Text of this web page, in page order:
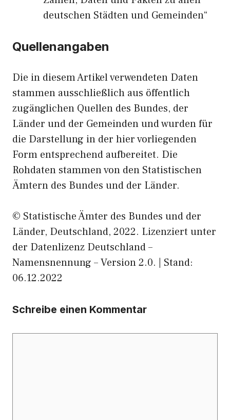
deutschen Städten und Gemeinden“
Quellenangaben
Die in diesem Artikel verwendeten Daten
stammen ausschließlich aus öffentlich
zugänglichen Quellen des Bundes, der
Länder und der Gemeinden und wurden für
die Darstellung in der hier vorliegenden
Form entsprechend aufbereitet. Die
Rohdaten stammen von den Statistischen
Ämtern des Bundes und der Länder.
© Statistische Ämter des Bundes und der
Länder, Deutschland, 2022. Lizenziert unter
der Datenlizenz Deutschland –
Namensnennung – Version 2.0. | Stand:
06.12.2022
Schreibe einen Kommentar